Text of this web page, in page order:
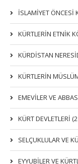
İSLAMİYET ÖNCESİ
KÜRTLERIN ETNIK
KÜRDİSTAN
KÜRTLERİN
EMEVİLER VE
KÜRT DEVLETLERİ
SELÇUKLULAR VE
EYYUBİLER VE